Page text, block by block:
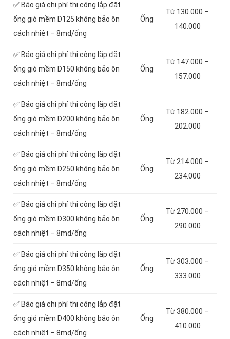
✅ Báo giá chi phí thi công lắp đặt
ống gió mềm D125 không bảo ôn
cách nhiệt – 8md/ống
Ống
Từ 130.000 –
140.000
✅ Báo giá chi phí thi công lắp đặt
ống gió mềm D150 không bảo ôn
cách nhiệt – 8md/ống
Ống
Từ 147.000 –
157.000
✅ Báo giá chi phí thi công lắp đặt
ống gió mềm D200 không bảo ôn
cách nhiệt – 8md/ống
Ống
Từ 182.000 –
202.000
✅ Báo giá chi phí thi công lắp đặt
ống gió mềm D250 không bảo ôn
cách nhiệt – 8md/ống
Ống
Từ 214.000 –
234.000
✅ Báo giá chi phí thi công lắp đặt
ống gió mềm D300 không bảo ôn
cách nhiệt – 8md/ống
Ống
Từ 270.000 –
290.000
✅ Báo giá chi phí thi công lắp đặt
ống gió mềm D350 không bảo ôn
cách nhiệt – 8md/ống
Ống
Từ 303.000 –
333.000
✅ Báo giá chi phí thi công lắp đặt
ống gió mềm D400 không bảo ôn
cách nhiệt – 8md/ống
Ống
Từ 380.000 –
410.000